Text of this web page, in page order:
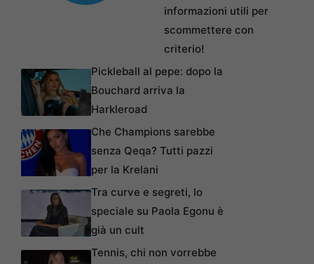
informazioni utili per
scommettere con
criterio!
Pickleball al pepe: dopo la
Bouchard arriva la
Harkleroad
Che Champions sarebbe
senza Qeqa? Tutti pazzi
per la Krelani
Tra curve e segreti, lo
speciale su Paola Egonu è
già un cult
Tennis, chi non vorrebbe